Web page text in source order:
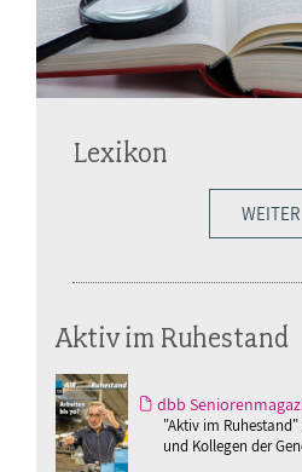
Lexikon
WEITER
Aktiv im Ruhestand
dbb
"Aktiv im
und Kollegen der